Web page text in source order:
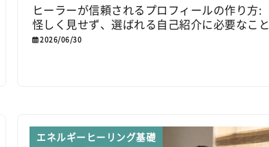
ヒーラーが信頼されるプロフィールの作り方:
怪しく見せず、選ばれる自己紹介に必要なこと
2026/06/30
エネルギーヒーリング基礎